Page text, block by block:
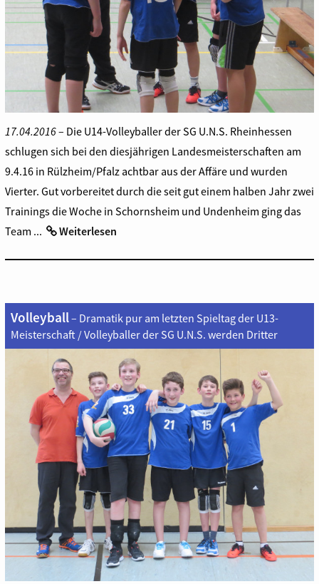
17.04.2016– Die U14-Volleyballer der SG U.N.S. Rheinhessen
schlugen sich bei den diesjährigen Landesmeisterschaften am
9.4.16 in Rülzheim/Pfalz achtbar aus der Affäre und wurden
Vierter. Gut vorbereitet durch die seit gut einem halben Jahr zwei
Trainings die Woche in Schornsheim und Undenheim ging das
Team ...
Weiterlesen
Volleyball– Dramatik pur am letzten Spieltag der U13-
Meisterschaft / Volleyballer der SG U.N.S. werden Dritter